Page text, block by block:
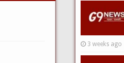
3 weeks ago